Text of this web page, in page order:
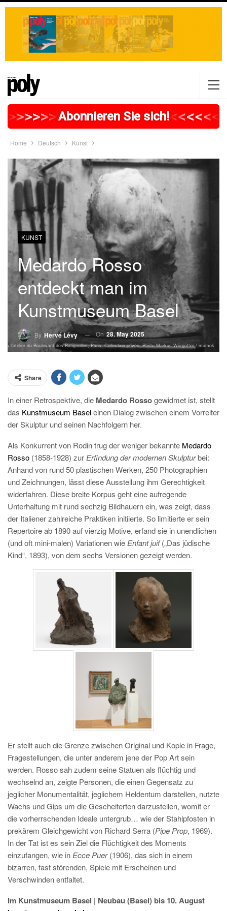
>>>>>>>>>>>>>>>>>
Abonnieren Sie sich!<<<<<<
Home Deutsch Kunst
KUNST
Medardo Rosso
entdeckt man im
Kunstmuseum Basel
By Hervé Lévy On 28. May 2025
l’atelier du Boulevard des Batignolles, Paris, Collection privée, Photo Markus Wörgötter / mumok
Share
In einer Retrospektive, die Medardo Rossogewidmet ist, stellt
das Kunstmuseum Baseleinen Dialog zwischen einem Vorreiter
der Skulptur und seinen Nachfolgern her.
Als Konkurrent von Rodin trug der weniger bekannte Medardo
Rosso (1858-1928) zur Erfindung der modernen Skulpturbei:
Anhand von rund 50 plastischen Werken, 250 Photographien
und Zeichnungen, lässt diese Ausstellung ihm Gerechtigkeit
widerfahren. Diese breite Korpus geht eine aufregende
Unterhaltung mit rund sechzig Bildhauern ein, was zeigt, dass
der Italiener zahlreiche Praktiken initiierte. So limitierte er sein
Repertoire ab 1890 auf vierzig Motive, erfand sie in unendlichen
(und oft mini-malen) Variationen wie Enfant juif(„Das jüdische
Kind“, 1893), von dem sechs Versionen gezeigt werden.
Er stellt auch die Grenze zwischen Original und Kopie in Frage,
Fragestellungen, die unter anderem jene der Pop Art sein
werden. Rosso sah zudem seine Statuen als flüchtig und
wechselnd an, zeigte Personen, die einen Gegensatz zu
jeglicher Monumentalität, jeglichem Heldentum darstellen, nutzte
Wachs und Gips um die Gescheiterten darzustellen, womit er
die vorherrschenden Ideale untergrub… wie der Stahlpfosten in
prekärem Gleichgewicht von Richard Serra (Pipe Prop, 1969).
In der Tat ist es sein Ziel die Flüchtigkeit des Moments
einzufangen, wie in Ecce Puer(1906), das sich in einem
bizarren, fast störenden, Spiele mit Erscheinen und
Verschwinden entfaltet.
Im Kunstmuseum Basel | Neubau (Basel) bis 10. August